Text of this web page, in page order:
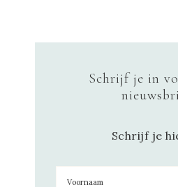
Schrijf je in
Schrijf je